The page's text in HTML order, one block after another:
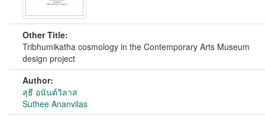
Other Title:
Tribhumikatha cosmology in the Contemporary Arts Museum
design project
Author:
สุธี อนันต์วิลาส
Suthee Ananvilas